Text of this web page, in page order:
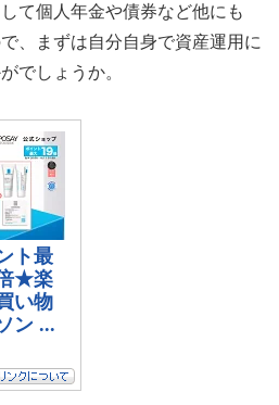
て個人年金や債券など他にも
、まずは自分自身で資産運用に
でしょうか。